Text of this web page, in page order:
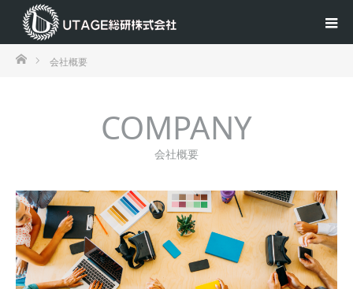
ホーム会社概要
COMPANY
会社概要